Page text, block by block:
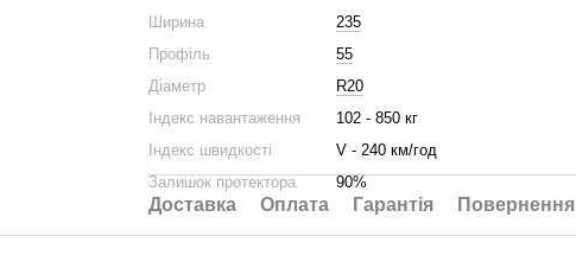
Ширина
235
Профіль
55
Діаметр
R20
Індекс навантаження
102 - 850 кг
Індекс швидкості
V - 240 км/год
Залишок протектора
90%
Доставка Оплата Гарантія Повернення